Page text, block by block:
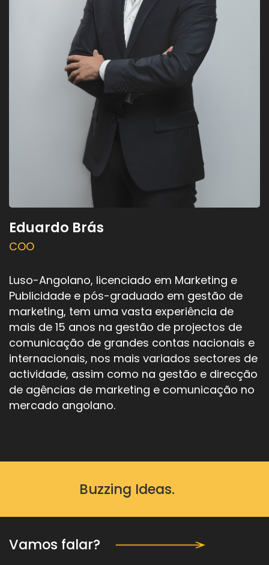
Eduardo Brás
COO
Luso-Angolano, licenciado em Marketing e
Publicidade e pós-graduado em gestão de
marketing, tem uma vasta experiência de
mais de 15 anos na gestão de projectos de
comunicação de grandes contas nacionais e
internacionais, nos mais variados sectores de
actividade, assim como na gestão e direcção
de agências de marketing e comunicação no
mercado angolano.
Buzzing Ideas.
Vamos falar?